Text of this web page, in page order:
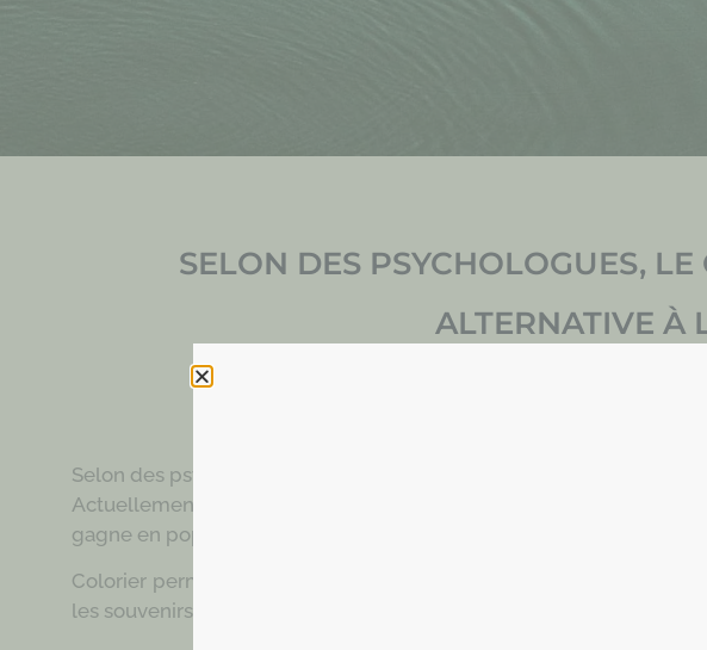
SELON DES PSYCHOLOGUES,
ALTERNATIVE À
Selon des psychologues, le coloriage est la meilleure alternative à
Actuellement, six des 20 livres les plus vendus sur Amazon sont
gagne en popularité ces derniers temps, car c’est un moyen facile
Colorier permet de libérer votre potentiel créatif. Peut-être plus
les souvenirs d’enfance et d’une époque lointaine où tout était